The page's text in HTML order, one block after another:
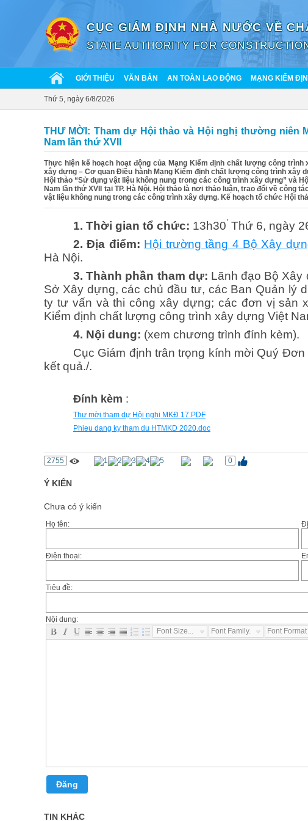
CỤC GIÁM ĐỊNH NHÀ NƯỚC VỀ
STATE AUTHORITY FOR
GIỚI THIỆU VĂN BẢN AN TOÀN LAO ĐỘNG MẠNG KIỂM
Thứ 5, ngày 6/8/2026
THƯ MỜI: Tham dự Hội thảo và Hội nghị thường
Nam lần thứ XVII
Thực hiện kế hoạch hoạt động của Mạng Kiểm định chất lượng công
xây dựng – Cơ quan Điều hành Mạng Kiểm định chất lượng công trình
Hội thảo “Sử dụng vật liệu không nung trong các công trình xây dựng” và
Nam lần thứ XVII tại TP. Hà Nội. Hội thảo là nơi thảo luận, trao đổi về công
vật liệu không nung trong các công trình xây dựng. Kế hoạch tổ chức Hội
1. Thời gian tổ chức: 13h30’ Thứ 6, ngày
2. Địa điểm: Hội trường tầng 4 Bộ Xây
Hà Nội.
3. Thành phần tham dự: Lãnh đạo Bộ Xây
Sở Xây dựng, các chủ đầu tư, các Ban Quản lý
ty tư vấn và thi công xây dựng; các đơn vị sản
Kiểm định chất lượng công trình xây dựng Việt
4. Nội dung: (xem chương trình đính kèm).
Cục Giám định trân trọng kính mời Quý
kết quả./.
Đính kèm :
Thư mời tham dự Hội nghị MKĐ 17.PDF
Phieu dang ky tham du HTMKD 2020.doc
2755 0
Ý KIẾN
Chưa có ý kiến
Họ tên:
Điện thoại:
Tiêu đề:
Nội dung:
Font Size...
Font Family... Font Format...
Đăng
TIN KHÁC